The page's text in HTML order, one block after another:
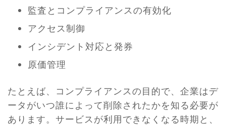
監査とコンプライアンスの有効化
アクセス制御
インシデント対応と発券
原価管理
たとえば、コンプライアンスの目的で、企業はデ
ータがいつ誰によって削除されたかを知る必要が
あります。サービスが利用できなくなる時期と、